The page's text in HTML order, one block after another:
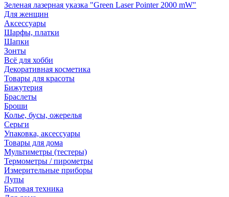
Зеленая лазерная указка "Green Laser Pointer 2000 mW"
Для женщин
Аксессуары
Шарфы, платки
Шапки
Зонты
Всё для хобби
Декоративная косметика
Товары для красоты
Бижутерия
Браслеты
Броши
Колье, бусы, ожерелья
Серьги
Упаковка, аксессуары
Товары для дома
Мультиметры (тестеры)
Термометры / пирометры
Измерительные приборы
Лупы
Бытовая техника